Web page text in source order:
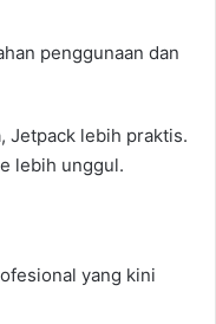
penggunaan dan
Jetpack lebih praktis.
lebih unggul.
yang kini